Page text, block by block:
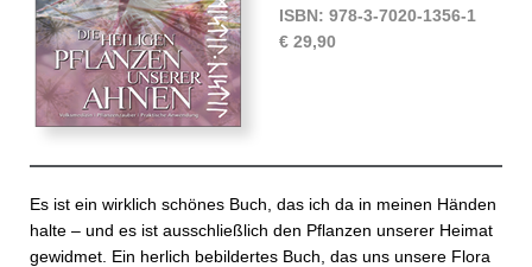
ISBN: 978-3-7020-1356-1
€ 29,90
Es ist ein wirklich schönes Buch, das ich da in meinen Händen
halte – und es ist ausschließlich den Pflanzen unserer Heimat
gewidmet. Ein herlich bebildertes Buch, das uns unsere Flora